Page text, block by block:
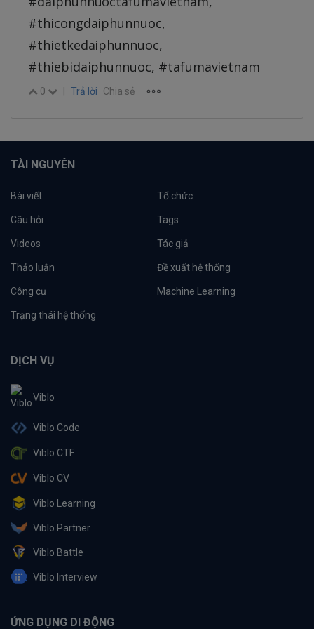
#thicongdaiphunnuoc,
#thietkedaiphunnuoc,
#thiebidaiphunnuoc, #tafumavietnam
0 Trả lời Chia sẻ
TÀI NGUYÊN
Bài viết Tổ chức
Câu hỏi Tags
Videos Tác giả
Thảo luận Đề xuất hệ thống
Công cụ Machine Learning
Trạng thái hệ thống
DỊCH VỤ
Viblo
Viblo Code
Viblo CTF
Viblo CV
Viblo Learning
Viblo Partner
Viblo Battle
Viblo Interview
ỨNG DỤNG DI ĐỘNG